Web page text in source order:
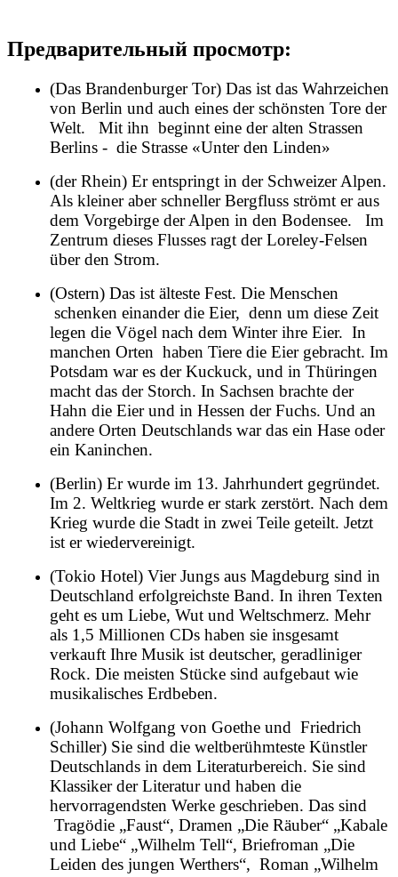
Предварительный просмотр:
(Das Brandenburger Tor) Das ist das Wahrzeichen
von Berlin und auch eines der schönsten Tore der
Welt. Mit ihn beginnt eine der alten Strassen
Berlins - die Strasse «Unter den Linden»
(der Rhein) Er entspringt in der Schweizer Alpen.
Als kleiner aber schneller Bergfluss strömt er aus
dem Vorgebirge der Alpen in den Bodensee.
Im
Zentrum dieses Flusses ragt der Loreley-Felsen
über den Strom.
(Ostern) Das ist älteste Fest. Die Menschen
schenken einander die Eier, denn um diese Zeit
legen die Vögel nach dem Winter ihre Eier. In
manchen Orten haben Tiere die Eier gebracht. Im
Potsdam war es der Kuckuck, und in Thüringen
macht das der Storch. In Sachsen brachte der
Hahn die Eier und in Hessen der Fuchs. Und an
andere Orten Deutschlands war das ein Hase oder
ein Kaninchen.
(Berlin) Er wurde im 13. Jahrhundert gegründet.
Im 2. Weltkrieg wurde er stark zerstört. Nach dem
Krieg wurde die Stadt in zwei Teile geteilt. Jetzt
ist er wiedervereinigt.
(Tokio Hotel) Vier Jungs aus Magdeburg sind in
Deutschland erfolgreichste Band. In ihren Texten
geht es um Liebe, Wut und Weltschmerz. Mehr
als 1,5 Millionen CDs haben sie insgesamt
verkauft Ihre Musik ist deutscher, geradliniger
Rock. Die meisten Stücke sind aufgebaut wie
musikalisches Erdbeben.
(Johann Wolfgang von Goethe und Friedrich
Schiller) Sie sind die weltberühmteste Künstler
Deutschlands in dem Literaturbereich. Sie sind
Klassiker der Literatur und haben die
hervorragendsten Werke geschrieben. Das sind
Tragödie „Faust“, Dramen „Die Räuber“ „Kabale
und Liebe“ „Wilhelm Tell“, Briefroman „Die
Leiden des jungen Werthers“, Roman „Wilhelm